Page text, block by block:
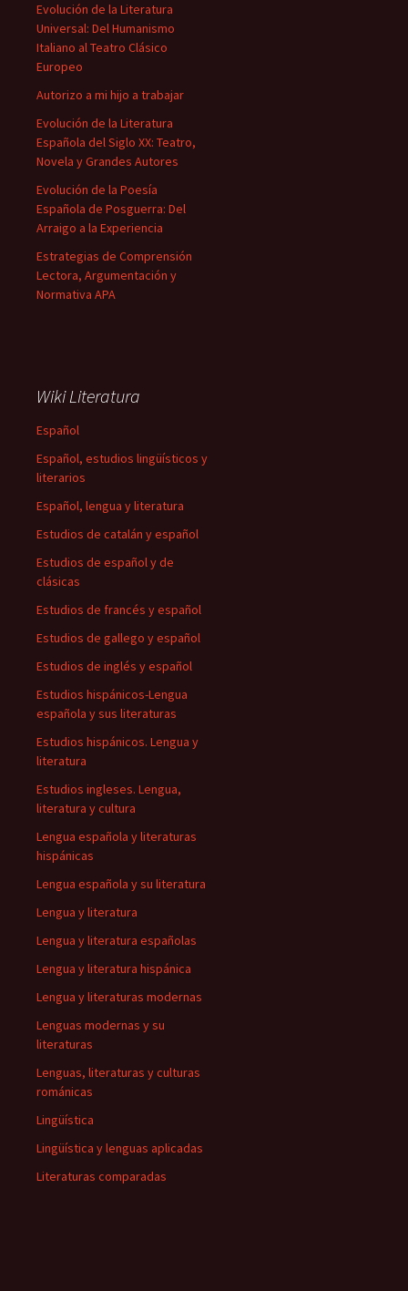
Evolución de la Literatura
Universal: Del Humanismo
Italiano al Teatro Clásico
Europeo
Autorizo a mi hijo a trabajar
Evolución de la Literatura
Española del Siglo XX: Teatro,
Novela y Grandes Autores
Evolución de la Poesía
Española de Posguerra: Del
Arraigo a la Experiencia
Estrategias de Comprensión
Lectora, Argumentación y
Normativa APA
Wiki Literatura
Español
Español, estudios lingüísticos y
literarios
Español, lengua y literatura
Estudios de catalán y español
Estudios de español y de
clásicas
Estudios de francés y español
Estudios de gallego y español
Estudios de inglés y español
Estudios hispánicos-Lengua
española y sus literaturas
Estudios hispánicos. Lengua y
literatura
Estudios ingleses. Lengua,
literatura y cultura
Lengua española y literaturas
hispánicas
Lengua española y su literatura
Lengua y literatura
Lengua y literatura españolas
Lengua y literatura hispánica
Lengua y literaturas modernas
Lenguas modernas y su
literaturas
Lenguas, literaturas y culturas
románicas
Lingüística
Lingüística y lenguas aplicadas
Literaturas comparadas